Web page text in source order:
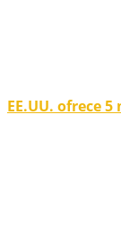
EE.UU. ofrece